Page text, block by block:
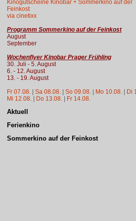
Kinogutscheine Kinobar + Sommerkino auf der
Feinkost
via cinetixx
Programm Sommerkino auf der Feinkost
August
September
Wochenflyer Kinobar Prager Frühling
30. Juli - 5. August
6. - 12. August
13. - 19. August
Fr 07.08. | Sa 08.08. | So 09.08. | Mo 10.08. | Di
Mi 12.08. | Do 13.08. | Fr 14.08.
Aktuell
Ferienkino
Sommerkino auf der Feinkost